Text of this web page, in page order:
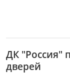
ДК "Россия"
дверей